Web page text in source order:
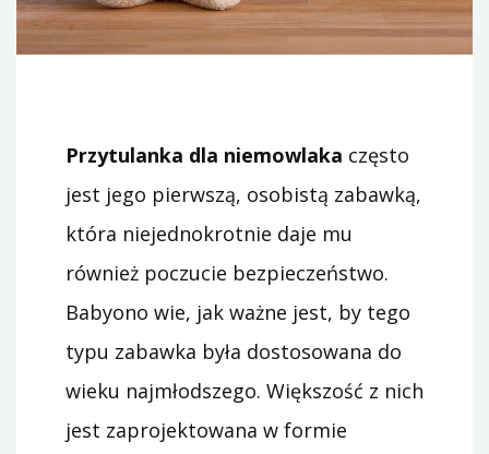
Przytulanka dla niemowlaka często
jest jego pierwszą, osobistą zabawką,
która niejednokrotnie daje mu
również poczucie bezpieczeństwo.
Babyono wie, jak ważne jest, by tego
typu zabawka była dostosowana do
wieku najmłodszego. Większość z nich
jest zaprojektowana w formie